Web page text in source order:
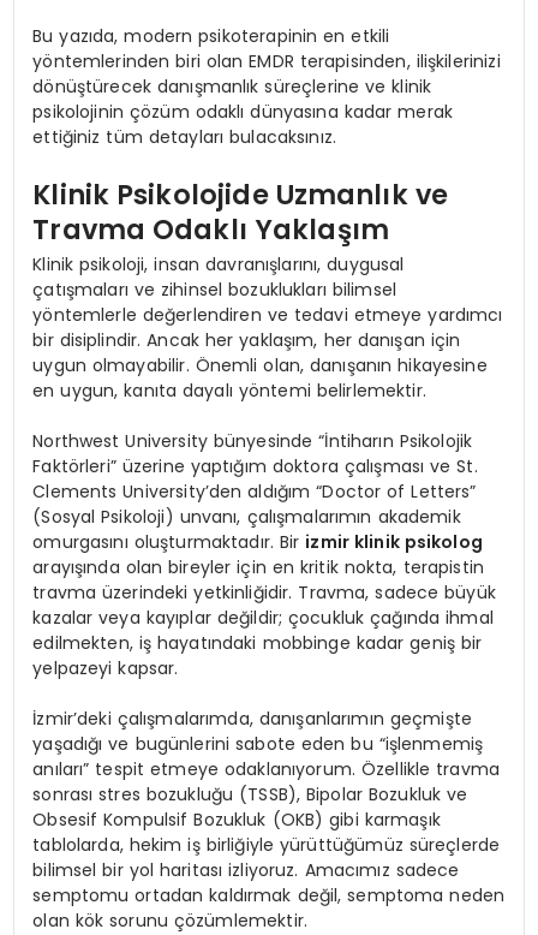
Bu yazıda, modern psikoterapinin en etkili
yöntemlerinden biri olan EMDR terapisinden, ilişkilerinizi
dönüştürecek danışmanlık süreçlerine ve klinik
psikolojinin çözüm odaklı dünyasına kadar merak
ettiğiniz tüm detayları bulacaksınız.
Klinik Psikolojide Uzmanlık ve
Travma Odaklı Yaklaşım
Klinik psikoloji, insan davranışlarını, duygusal
çatışmaları ve zihinsel bozuklukları bilimsel
yöntemlerle değerlendiren ve tedavi etmeye yardımcı
bir disiplindir. Ancak her yaklaşım, her danışan için
uygun olmayabilir. Önemli olan, danışanın hikayesine
en uygun, kanıta dayalı yöntemi belirlemektir.
Northwest University bünyesinde “İntiharın Psikolojik
Faktörleri” üzerine yaptığım doktora çalışması ve St.
Clements University’den aldığım “Doctor of Letters”
(Sosyal Psikoloji) unvanı, çalışmalarımın akademik
omurgasını oluşturmaktadır. Bir izmir klinik psikolog
arayışında olan bireyler için en kritik nokta, terapistin
travma üzerindeki yetkinliğidir. Travma, sadece büyük
kazalar veya kayıplar değildir; çocukluk çağında ihmal
edilmekten, iş hayatındaki mobbinge kadar geniş bir
yelpazeyi kapsar.
İzmir’deki çalışmalarımda, danışanlarımın geçmişte
yaşadığı ve bugünlerini sabote eden bu “işlenmemiş
anıları” tespit etmeye odaklanıyorum. Özellikle travma
sonrası stres bozukluğu (TSSB), Bipolar Bozukluk ve
Obsesif Kompulsif Bozukluk (OKB) gibi karmaşık
tablolarda, hekim iş birliğiyle yürüttüğümüz süreçlerde
bilimsel bir yol haritası izliyoruz. Amacımız sadece
semptomu ortadan kaldırmak değil, semptoma neden
olan kök sorunu çözümlemektir.